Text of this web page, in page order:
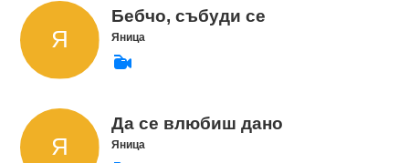
Бебчо, събуди се
Яница
Да се влюбиш дано
Яница